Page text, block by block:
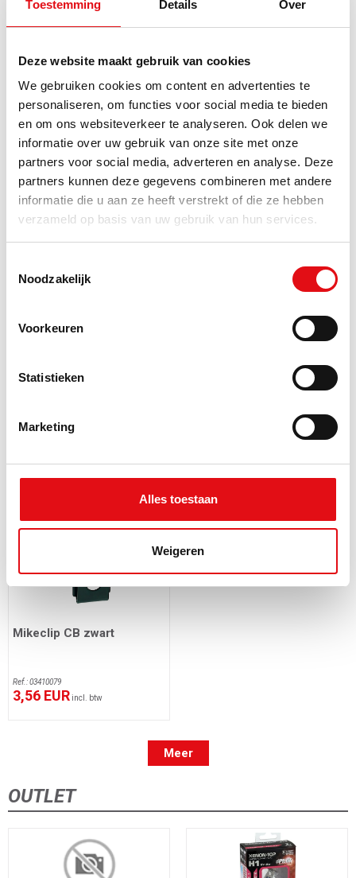
Toestemming Details Over
Deze website maakt gebruik van cookies
We gebruiken cookies om content en advertenties te
personaliseren, om functies voor social media te bieden
en om ons websiteverkeer te analyseren. Ook delen we
informatie over uw gebruik van onze site met onze
partners voor social media, adverteren en analyse. Deze
partners kunnen deze gegevens combineren met andere
informatie die u aan ze heeft verstrekt of die ze hebben
verzameld op basis van uw gebruik van hun services.
Noodzakelijk
Voorkeuren
Statistieken
Marketing
Alles toestaan
Weigeren
BEST SELLERS
Toplamp zwart vast helder
oranje (gloeilamp)
7,55 EUR
LED diode xenon-wit 24V
voor HellaCelis Luminator
14,21 EUR
Vanille
1,85 EUR
Performer"Demons Red"
84,95 EUR
Mikeclip CB zwart
Ref.: 03410079
3,56 EURincl. btw
Meer
OUTLET